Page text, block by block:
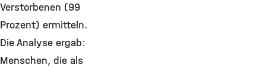
Verstorbenen (99
Prozent) ermitteln.
Die Analyse ergab:
Menschen, die als